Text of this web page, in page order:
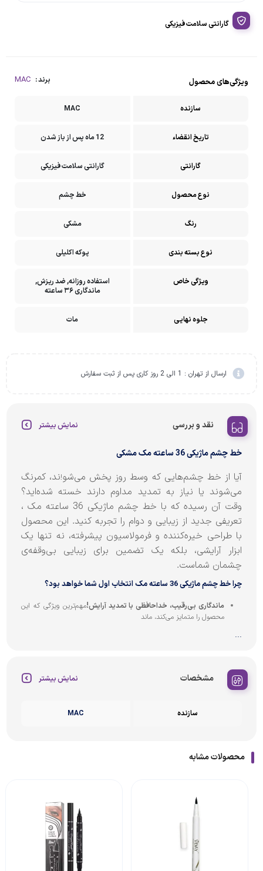
گارانتی سلامت فیزیکی
برند : MAC ویژگی‌های محصول
سازنده MAC
تاریخ انقضاء 12 ماه پس از باز شدن
گارانتی گارانتی سلامت فیزیکی
نوع محصول خط چشم
رنگ مشکی
نوع بسته بندی پوکه اکلیلی
ویژگی خاص
استفاده روزانه, ضد ریزش,
ماندگاری ۳۶ ساعته
جلوه نهایی مات
ارسال از تهران : 1 الی 2 روز کاری پس از ثبت سفارش
نقد و بررسی نمایش بیشتر
خط چشم ماژیکی 36 ساعته مک مشکی
آیا از خط چشم‌هایی که وسط روز پخش می‌شو!ند، کمرنگ
می‌شوند یا نیاز به تمدید مداوم دارند خسته شده‌اید؟
وقت آن رسیده که با خط چشم ماژیکی 36 ساعته مک
،
تعریفی جدید از زیبایی و دوام را تجربه کنید. این محصول
با طراحی خیره‌کننده و فرمولاسیون پیشرفته، نه تنها یک
ابزار آرایشی، بلکه یک تضمین برای زیبایی بی‌وقفه‌ی
چشمان شماست.
چرا خط چشم ماژیکی 36 ساعته مک انتخاب اول شما خواهد بود؟
ماندگاری بی‌رقیب، خداحافظی با تمدید آرایش!مهم‌ترین ویژگی که این
محصول را متمایز می‌کند، ماند
...
مشخصات نمایش بیشتر
سازنده MAC
محصولات مشابه